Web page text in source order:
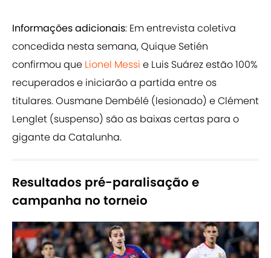
Informações adicionais: Em entrevista coletiva
concedida nesta semana, Quique Setién
confirmou que Lionel Messi e Luis Suárez estão 100%
recuperados e iniciarão a partida entre os
titulares. Ousmane Dembélé (lesionado) e Clément
Lenglet (suspenso) são as baixas certas para o
gigante da Catalunha.
Resultados pré-paralisação e
campanha no torneio